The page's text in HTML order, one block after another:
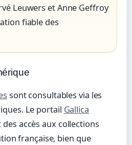
Leuwers et Anne Geffroy
fiable des
sont consultables via les
Le portail Gallica
accès aux collections
française, bien que